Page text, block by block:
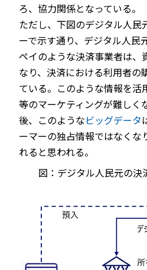
ろ、協力関係となっている。
ただし、下図のデジタル人民
ーで示す通り、デジタル人民
ペイのような決済事業者は、
なり、決済における利用者の
ている。このような情報を活
等のマーケティングが難しく
後、このようなビッグデータ
ーマーの独占情報ではなくな
れると思われる。
図：デジタル人民元の決